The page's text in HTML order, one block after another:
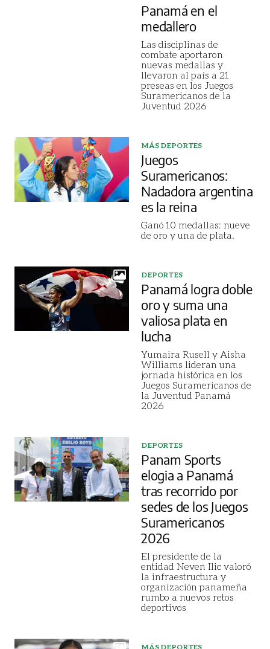
Panamá en el
medallero
Las disciplinas de
combate aportaron
nuevas medallas y
llevaron al país a 21
preseas en los Juegos
Suramericanos de la
Juventud 2026
MÁS DEPORTES
Juegos
Suramericanos:
Nadadora argentina
es la reina
Ganó 10 medallas: nueve
de oro y una de plata.
DEPORTES
Panamá logra doble
oro y suma una
valiosa plata en
lucha
Yumaira Rusell y Aisha
Williams lideran una
jornada histórica en los
Juegos Suramericanos de
la Juventud Panamá
2026
DEPORTES
Panam Sports
elogia a Panamá
tras recorrido por
sedes de los Juegos
Suramericanos
2026
El presidente de la
entidad Neven Ilic valoró
la infraestructura y
organización panameña
rumbo a nuevos retos
deportivos
MÁS DEPORTES